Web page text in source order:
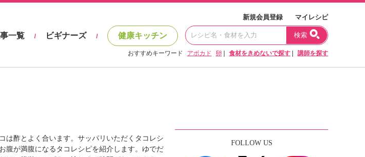
新規会員登録 マイレシピ
一覧 / ビギナーズ / 健康キッチン 検索
おすすめキーワード アボカド 卵 食材をきめないで探す 講師を探す
は酢とよく合います。サッパリいただくタコレシ
腹が満腹になるタコレシピを紹介します。ゆでだ
FOLLOW US